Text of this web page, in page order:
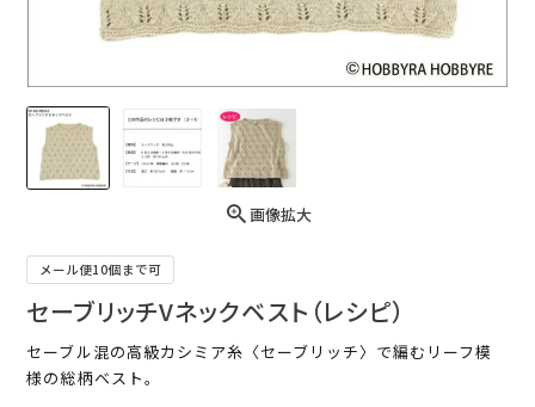
画像拡大
メール便10個まで可
セーブリッチVネックベスト（レシピ）
セーブル混の高級カシミア糸〈セーブリッチ〉で編むリーフ模
様の総柄ベスト。